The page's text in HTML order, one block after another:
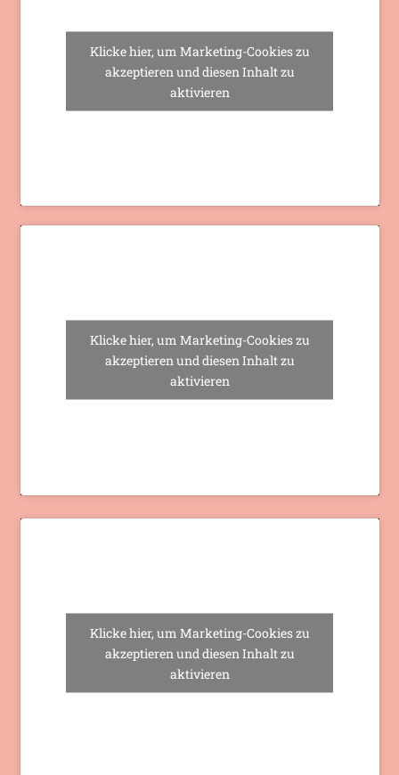
Klicke hier, um Marketing-Cookies zu
akzeptieren und diesen Inhalt zu
aktivieren
Klicke hier, um Marketing-Cookies zu
akzeptieren und diesen Inhalt zu
aktivieren
Klicke hier, um Marketing-Cookies zu
akzeptieren und diesen Inhalt zu
aktivieren